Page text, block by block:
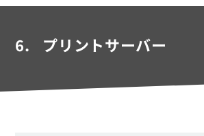
6. プリントサーバー